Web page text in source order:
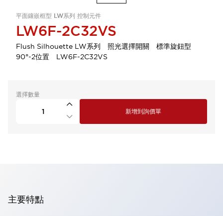
平面鑲嵌框型 LW系列 控制元件
LW6F-2C32VS
Flush Silhouette LW系列 照光選擇開關 標準旋鈕型
90°-2位置 LW6F-2C32VS
選擇數量
新增到詢價單
主要特點